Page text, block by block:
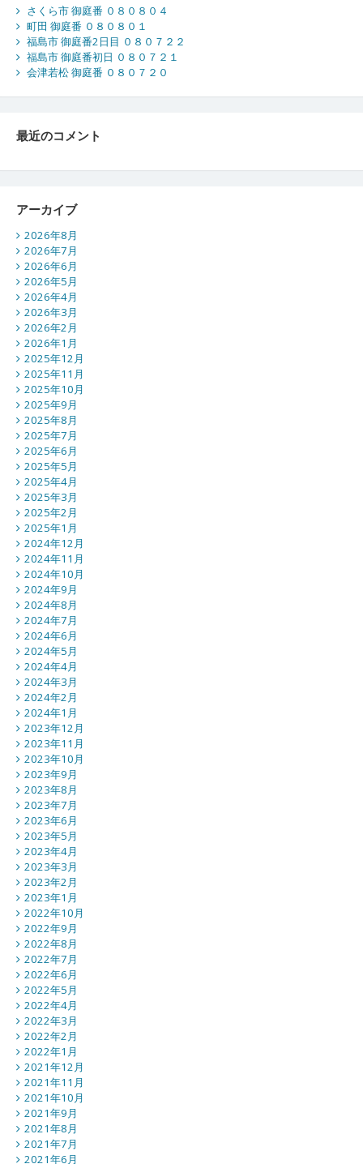
さくら市 御庭番 ０８０８０４
町田 御庭番 ０８０８０１
福島市 御庭番2日目 ０８０７２２
福島市 御庭番初日 ０８０７２１
会津若松 御庭番 ０８０７２０
最近のコメント
アーカイブ
2026年8月
2026年7月
2026年6月
2026年5月
2026年4月
2026年3月
2026年2月
2026年1月
2025年12月
2025年11月
2025年10月
2025年9月
2025年8月
2025年7月
2025年6月
2025年5月
2025年4月
2025年3月
2025年2月
2025年1月
2024年12月
2024年11月
2024年10月
2024年9月
2024年8月
2024年7月
2024年6月
2024年5月
2024年4月
2024年3月
2024年2月
2024年1月
2023年12月
2023年11月
2023年10月
2023年9月
2023年8月
2023年7月
2023年6月
2023年5月
2023年4月
2023年3月
2023年2月
2023年1月
2022年10月
2022年9月
2022年8月
2022年7月
2022年6月
2022年5月
2022年4月
2022年3月
2022年2月
2022年1月
2021年12月
2021年11月
2021年10月
2021年9月
2021年8月
2021年7月
2021年6月